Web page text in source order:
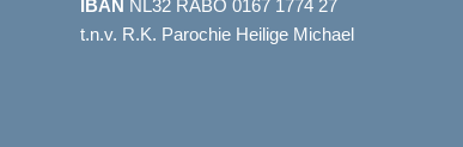
IBAN NL32 RABO 0167 1774 27
t.n.v. R.K. Parochie Heilige Michael